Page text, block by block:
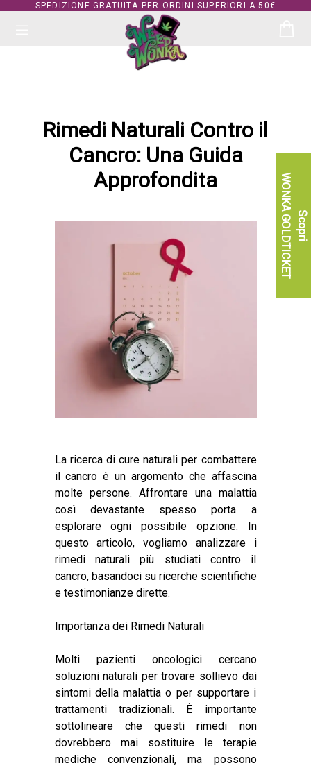
SPEDIZIONE GRATUITA PER ORDINI SUPERIORI A 50€
Scopri
WONKA GOLDTICKET
Rimedi Naturali Contro il
Cancro: Una Guida
Approfondita
La ricerca di cure naturali per combattere
il cancro è un argomento che affascina
molte persone. Affrontare una malattia
così devastante spesso porta a
esplorare ogni possibile opzione. In
questo articolo, vogliamo analizzare i
rimedi naturali più studiati contro il
cancro, basandoci su ricerche scientifiche
e testimonianze dirette.
Importanza dei Rimedi Naturali
Molti pazienti oncologici cercano
soluzioni naturali per trovare sollievo dai
sintomi della malattia o per supportare i
trattamenti tradizionali. È importante
sottolineare che questi rimedi non
dovrebbero mai sostituire le terapie
mediche convenzionali, ma possono